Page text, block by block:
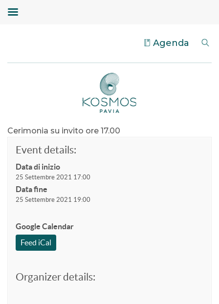
Agenda
Cerimonia su invito ore 17.00
Event details:
Data di inizio
25 Settembre 2021 17:00
Data fine
25 Settembre 2021 19:00
Google Calendar
Feed iCal
Organizer details: